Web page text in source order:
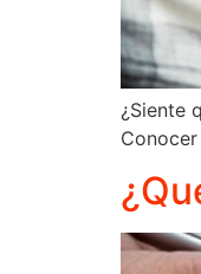
¿Siente